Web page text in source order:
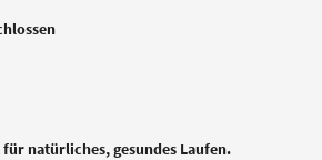
natürliches, gesundes Laufen.